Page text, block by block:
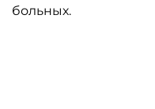
больных.